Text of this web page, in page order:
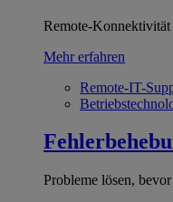
Remote-Konnektivität
Mehr erfahren
Remote-IT-
Probleme lösen,